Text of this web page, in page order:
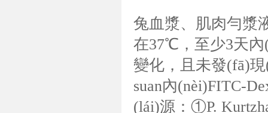
兔血漿、肌肉勻漿
在37℃，至少3天內
變化，且未發(fā)
suan內(nèi)FITC-
(lái)源：①P.